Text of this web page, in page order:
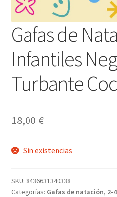
Gafas de
Infantiles
Turbante
18,00 €
Sin existencias
SKU: 8436631340338
Categorías: Gafas de natación, 2-